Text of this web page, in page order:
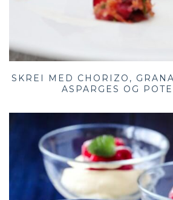
SKREI MED CHORIZO,
ASPARGES OG